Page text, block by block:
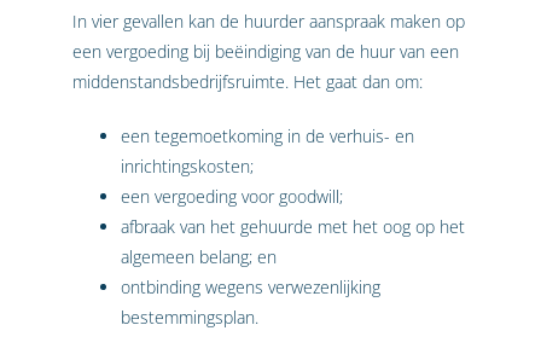
In vier gevallen kan de huurder aanspraak maken op
een vergoeding bij beëindiging van de huur van een
middenstandsbedrijfsruimte. Het gaat dan om:
een tegemoetkoming in de verhuis- en
inrichtingskosten;
een vergoeding voor goodwill;
afbraak van het gehuurde met het oog op het
algemeen belang; en
ontbinding wegens verwezenlijking
bestemmingsplan.